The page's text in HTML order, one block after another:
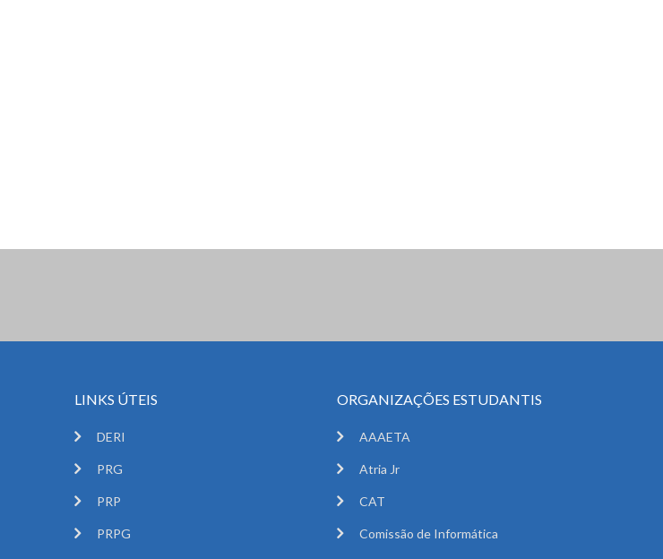
LINKS ÚTEIS
DERI
PRG
PRP
PRPG
ORGANIZAÇÕES ESTUDANTIS
AAAETA
Atria Jr
CAT
Comissão de Informática